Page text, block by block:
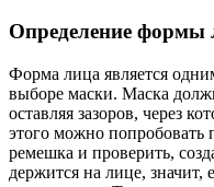
Определение формы
Форма лица является
выборе маски. Маска
оставляя зазоров, через
этого можно попробовать
ремешка и проверить,
держится на лице, значит,